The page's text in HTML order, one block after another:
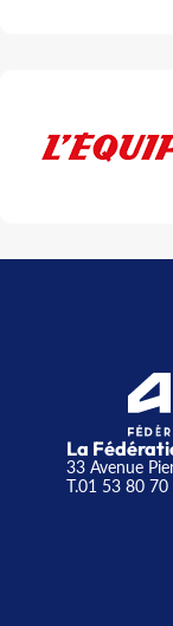
La
33 Avenue
T.01 53 80 70